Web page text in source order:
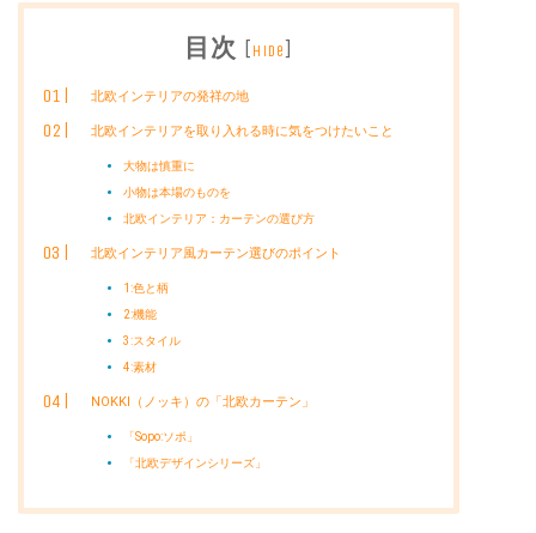
目次 [hide]
北欧インテリアの発祥の地
北欧インテリアを取り入れる時に気をつけたいこと
大物は慎重に
小物は本場のものを
北欧インテリア：カーテンの選び方
北欧インテリア風カーテン選びのポイント
1:色と柄
2:機能
3:スタイル
4:素材
NOKKI（ノッキ）の「北欧カーテン」
「Sopo:ソポ」
「北欧デザインシリーズ」